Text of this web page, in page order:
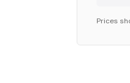
Prices